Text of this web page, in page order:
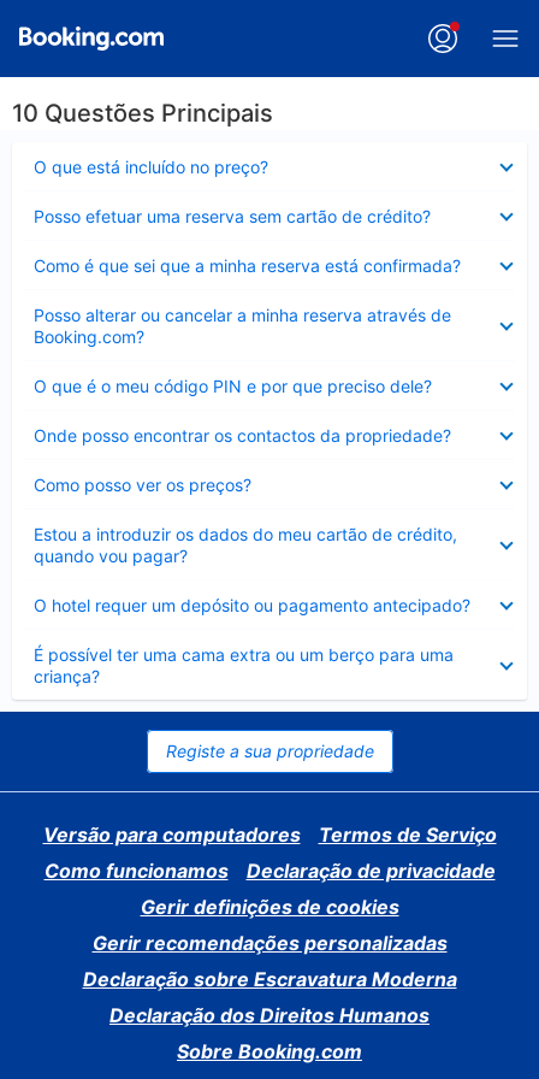
10 Questões Principais
O que está incluído no preço?
fechado
Posso efetuar uma reserva sem cartão de crédito?
fechado
Como é que sei que a minha reserva está confirmada?
fechado
Posso alterar ou cancelar a minha reserva através de
Booking.com?
fechado
O que é o meu código PIN e por que preciso dele?
fechado
Onde posso encontrar os contactos da propriedade?
fechado
Como posso ver os preços?
fechado
Estou a introduzir os dados do meu cartão de crédito,
quando vou pagar?
fechado
O hotel requer um depósito ou pagamento antecipado?
fechado
É possível ter uma cama extra ou um berço para uma
criança?
Elemento
fechado
Registe a sua propriedade
Versão para computadores
Termos de Serviço
Como funcionamos
Declaração de privacidade
Gerir definições de cookies
Gerir recomendações personalizadas
Declaração sobre Escravatura Moderna
Declaração dos Direitos Humanos
Sobre Booking.com